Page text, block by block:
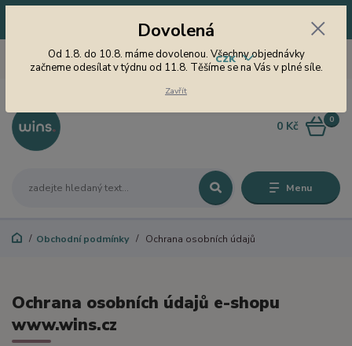
začneme odesílat v týdnu od 11.8. Těšíme se na Vás v plné síle.
Menu
CZK
605 747 185
Jsme tu pro Vás od 9 do 15
hodin
0
0 Kč
Obchodní podmínky Ochrana osobních údajů
Ochrana osobních údajů e-shopu
www.wins.cz
Dovolená
Od 1.8. do 10.8. máme dovolenou. Všechny objednávky
začneme odesílat v týdnu od 11.8. Těšíme se na Vás v plné síle.
Zavřít